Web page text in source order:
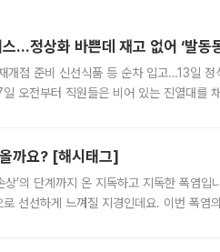
…정상화 바쁜데 재고 없어 ‘발동
개점 준비 신선식품 등 순차 입고…13일
오전부터 직원들은 비어 있는 진열대를
까요? [해시태그]
상’의 단계까지 온 지독하고 지독한 폭염
선선하게 느껴질 지경인데요. 이번 폭염